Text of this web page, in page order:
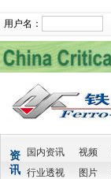
用户名：
资
讯
国内资讯 视频
行业透视
图片